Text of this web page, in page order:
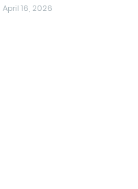
April 16, 2026